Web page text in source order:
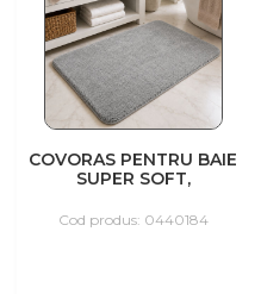
COVORAS PENTRU BAIE
SUPER SOFT,
Cod produs: 0440184